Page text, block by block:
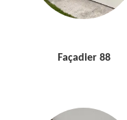
Façadier 88